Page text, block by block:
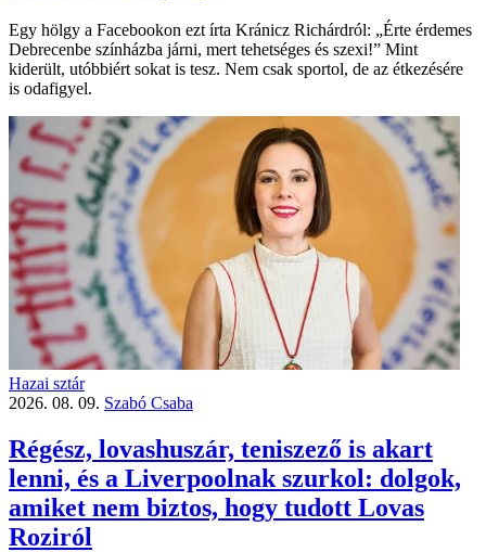
Egy hölgy a Facebookon ezt írta Kránicz Richárdról: „Érte érdemes
Debrecenbe színházba járni, mert tehetséges és szexi!” Mint
kiderült, utóbbiért sokat is tesz. Nem csak sportol, de az étkezésére
is odafigyel.
Hazai sztár
2026. 08. 09. Szabó Csaba
Régész, lovashuszár, teniszező is akart
lenni, és a Liverpoolnak szurkol: dolgok,
amiket nem biztos, hogy tudott Lovas
Roziról